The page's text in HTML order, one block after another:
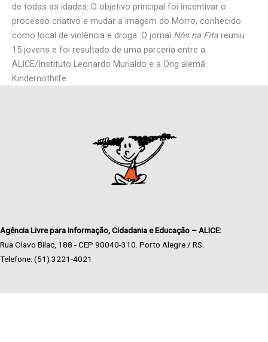
de todas as idades. O objetivo principal foi incentivar o
processo criativo e mudar a imagem do Morro, conhecido
como local de violência e droga. O jornal Nós na Fitareuniu
15 jovens e foi resultado de uma parceria entre a
ALICE/Instituto Leonardo Murialdo e a Ong alemã
Kindernothilfe.
Agência Livre para Informação, Cidadania e Educação – ALICE:
Rua Olavo Bilac, 188 - CEP 90040-310. Porto Alegre / RS.
Telefone: (51) 3221-4021